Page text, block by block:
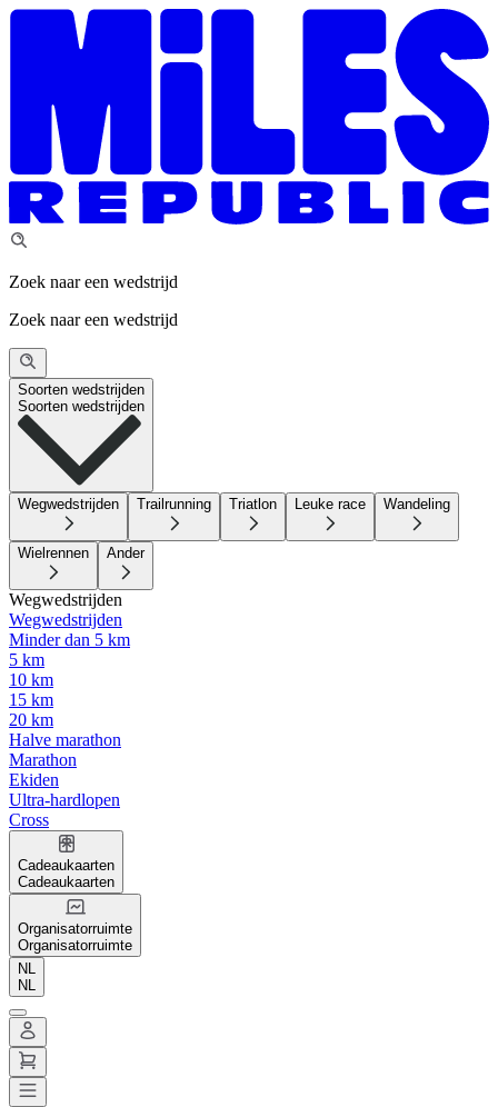
Zoek naar een wedstrijd
Zoek naar een wedstrijd
Soorten wedstrijden
Soorten wedstrijden
Wegwedstrijden Trailrunning Triatlon Leuke race Wandeling
Wielrennen Ander
Wegwedstrijden
Wegwedstrijden
Minder dan 5 km
5 km
10 km
15 km
20 km
Halve marathon
Marathon
Ekiden
Ultra-hardlopen
Cross
Cadeaukaarten
Cadeaukaarten
Organisatorruimte
Organisatorruimte
NL
NL